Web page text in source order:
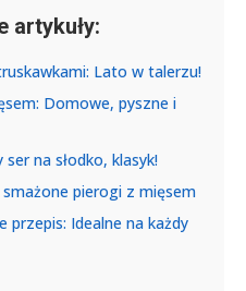
artykuły:
Lato w talerzu!
Domowe, pyszne i
ser na słodko, klasyk!
smażone pierogi z mięsem
przepis: Idealne na każdy